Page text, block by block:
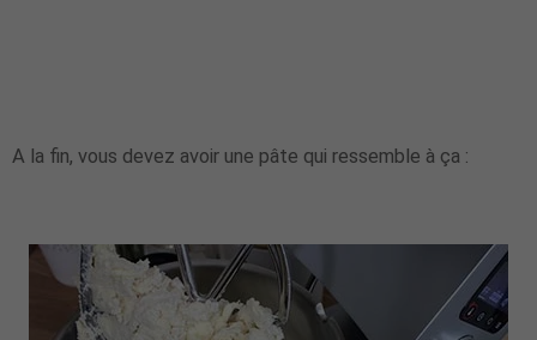
A la fin, vous devez avoir une pâte qui ressemble à ça :